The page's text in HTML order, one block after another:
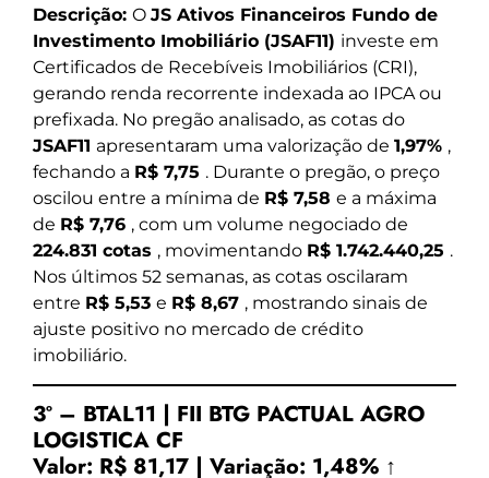
Descrição: O JS Ativos Financeiros Fundo de
Investimento Imobiliário (JSAF11) investe em
Certificados de Recebíveis Imobiliários (CRI),
gerando renda recorrente indexada ao IPCA ou
prefixada. No pregão analisado, as cotas do
JSAF11 apresentaram uma valorização de 1,97% ,
fechando a R$ 7,75 . Durante o pregão, o preço
oscilou entre a mínima de R$ 7,58 e a máxima
de R$ 7,76 , com um volume negociado de
224.831 cotas , movimentando R$ 1.742.440,25 .
Nos últimos 52 semanas, as cotas oscilaram
entre R$ 5,53 e R$ 8,67 , mostrando sinais de
ajuste positivo no mercado de crédito
imobiliário.
3º – BTAL11 | FII BTG PACTUAL AGRO
LOGISTICA CF
Valor: R$ 81,17 | Variação: 1,48% ↑